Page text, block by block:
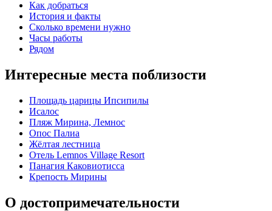
Как добраться
История и факты
Сколько времени нужно
Часы работы
Рядом
Интересные места поблизости
Площадь царицы Ипсипилы
Исалос
Пляж Мирина, Лемнос
Опос Палиа
Жёлтая лестница
Отель Lemnos Village Resort
Панагия Каковиотисса
Крепость Мирины
О достопримечательности